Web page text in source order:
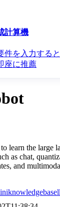
計算機
件を入力する
座に推薦
learn the large
as chat,
and
knowledgebase